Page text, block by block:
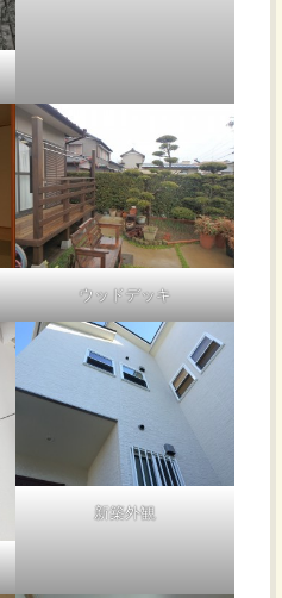
ウッドデッキ
新築外観